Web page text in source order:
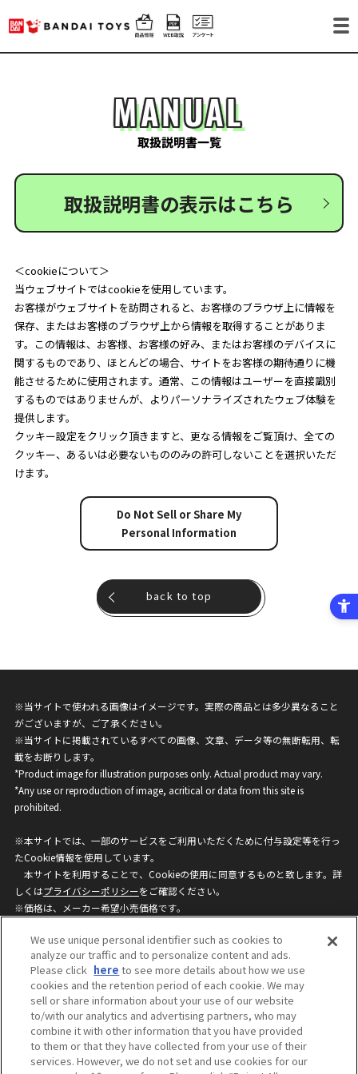
MANUAL
取扱説明書一覧
取扱説明書の表示はこちら
＜cookieについて＞
当ウェブサイトではcookieを使用しています。
お客様がウェブサイトを訪問されると、お客様のブラウザ上に情報を
保存、またはお客様のブラウザ上から情報を取得することがありま
す。この情報は、お客様、お客様の好み、またはお客様のデバイスに
関するものであり、ほとんどの場合、サイトをお客様の期待通りに機
能させるために使用されます。通常、この情報はユーザーを直接識別
するものではありませんが、よりパーソナライズされたウェブ体験を
提供します。
クッキー設定をクリック頂きますと、更なる情報をご覧頂け、全ての
クッキー、あるいは必要ないもののみの許可しないことを選択いただ
けます。
Do Not Sell or Share My
Personal Information
back to top
※当サイトで使われる画像はイメージです。実際の商品とは多少異なること
がございますが、ご了承ください。
※当サイトに掲載されているすべての画像、文章、データ等の無断転用、転
載をお断りします。
*Product image for illustration purposes only. Actual product may vary.
*Any use or reproduction of image, acritical or data from this site is
prohibited.
※本サイトでは、一部のサービスをご利用いただくために付与設定等を行っ
たCookie情報を使用しています。
本サイトを利用することで、Cookieの使用に同意するものと致します。詳
しくはプライバシーポリシーをご確認ください。
※価格は、メーカー希望小売価格です。
ざいますのでご了承ください。
privacypolicy
Do Not Sell or Share My
Personal Information
ウェブサイトご利用条件
ソーシャルメディアポリシー
個人情報保護方針
お問い合わせ
We use unique personal identifier such as cookies to
analyze our traffic and to personalize content and ads.
Please click here to see more details about how we use
cookies and the retention period of each cookie. We may
sell or share information about your use of our website
to/with our analytics and advertising partners, who may
combine it with other information that you have provided
to them or that they have collected from your use of their
services. However, we do not set and use cookies for our